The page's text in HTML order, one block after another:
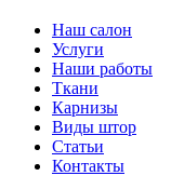
Наш салон
Услуги
Наши работы
Ткани
Карнизы
Виды штор
Статьи
Контакты